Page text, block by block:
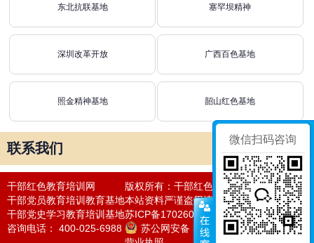
东北抗联基地 塞罕坝精神
深圳改革开放 广西百色基地
照金精神基地 韶山红色基地
联系我们
微信扫码咨询
干部红色教育培训网
干部党员教育培训教育基地
干部党史学习教育培训基地
咨询电话： 400-025-6988
版权所有：干部红色教育培训网
本站资料严谨盗用违者必究法律责任
苏ICP备17026050号-24
苏公网安备 32011302320964号